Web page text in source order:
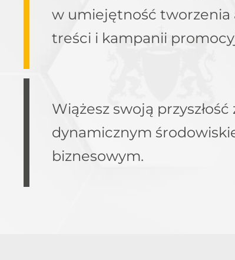
w umiejętność tworzenia
treści i kampanii
Wiążesz swoją
dynamicznym
biznesowym.